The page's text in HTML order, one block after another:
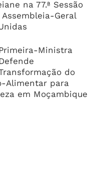
na 77.ª Sessão
Geral
Ministra
do
Alimentar para
em Moçambique
Para 75,2% do
Interno